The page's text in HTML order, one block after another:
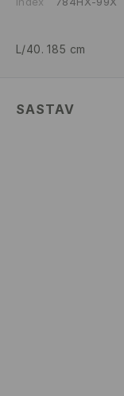
L/40. 185 cm
SASTAV